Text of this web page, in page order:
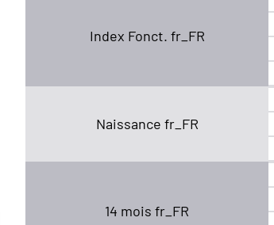
Index Fonct. fr_FR
Naissance fr_FR
14 mois fr_FR